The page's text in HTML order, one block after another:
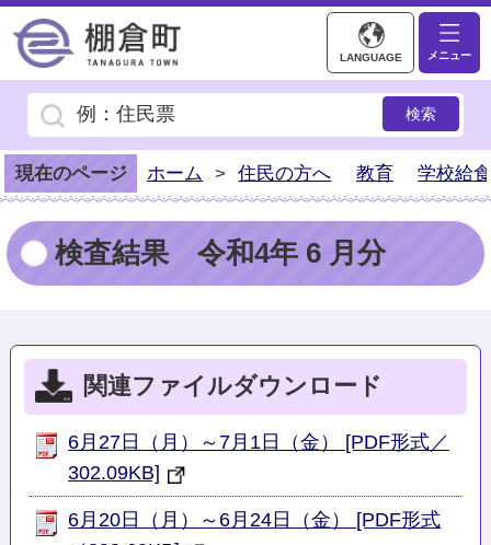
棚倉町ホームページ
LANGUAGE メニュー
現在のページ ホーム > 住民の方へ 教育 学校給
検査結果 令和4年 6 月分
関連ファイルダウンロード
6月27日（月）～7月1日（金） [PDF形式／
302.09KB]
6月20日（月）～6月24日（金） [PDF形式